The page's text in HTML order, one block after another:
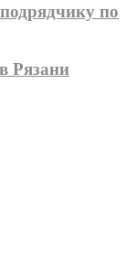
по
Рязани